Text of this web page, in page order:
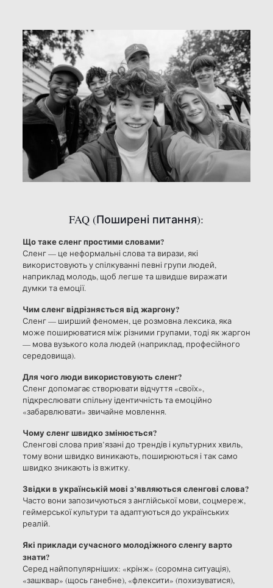
FAQ (Поширені питання):
Що таке сленг простими словами?
Сленг — це неформальні слова та вирази, які
використовують у спілкуванні певні групи людей,
наприклад молодь, щоб легше та швидше виражати
думки та емоції.
Чим сленг відрізняється від жаргону?
Сленг — ширший феномен, це розмовна лексика, яка
може поширюватися між різними групами, тоді як жаргон
— мова вузького кола людей (наприклад, професійного
середовища).
Для чого люди використовують сленг?
Сленг допомагає створювати відчуття «своїх»,
підкреслювати спільну ідентичність та емоційно
«забарвлювати» звичайне мовлення.
Чому сленг швидко змінюється?
Сленгові слова прив’язані до трендів і культурних хвиль,
тому вони швидко виникають, поширюються і так само
швидко зникають із вжитку.
Звідки в українській мові з’являються сленгові слова?
Часто вони запозичуються з англійської мови, соцмереж,
геймерської культури та адаптуються до українських
реалій.
Які приклади сучасного молодіжного сленгу варто
знати?
Серед найпопулярніших: «крінж» (соромна ситуація),
«зашквар» (щось ганебне), «флексити» (похизуватися),